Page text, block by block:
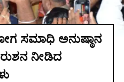
ಸಮಾಧಿ ಅನುಷ್ಠಾನ
ನೀಡಿದ